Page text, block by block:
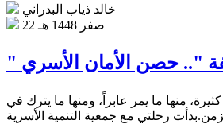
خالد ذياب البدراني
22 صفر 1448 هـ
".. حصن الأمان الأسري
منها ما يمر عابراً، ومنها ما يترك في